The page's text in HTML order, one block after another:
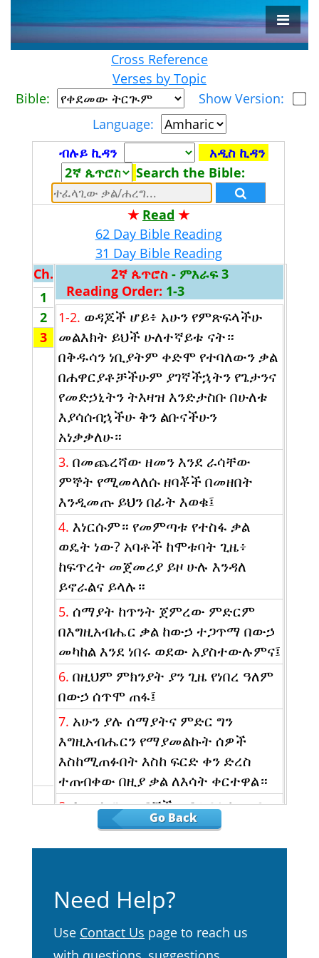
Cross Reference
Verses by Topic
Bible:
Show Version:
Language:
ብሉይ ኪዳን
አዲስ ኪዳን
Search the Bible:
★ Read ★
62 Day Bible Reading
31 Day Bible Reading
Ch.
1
2
3
2ኛ ጴጥሮስ - ምእራፍ 3
Reading Order: 1-3
1-2. ወዳጆች ሆይ፥ አሁን የምጽፍላችሁ
መልእክት ይህች ሁለተኛይቱ ናት።
በቅዱሳን ነቢያትም ቀድሞ የተባለውን ቃል
በሐዋርያቶቻችሁም ያገኛችኋትን የጌታንና
የመድኃኒትን ትእዛዝ እንድታስቡ በሁለቱ
እያሳሰብኋችሁ ቅን ልቡናችሁን
አነቃቃለሁ።
3. በመጨረሻው ዘመን እንደ ራሳቸው
ምኞት የሚመላለሱ ዘባቾች በመዘበት
እንዲመጡ ይህን በፊት እወቁ፤
4. እነርሱም። የመምጣቱ የተስፋ ቃል
ወዴት ነው? አባቶች ከሞቱባት ጊዜ፥
ከፍጥረት መጀመሪያ ይዞ ሁሉ እንዳለ
ይኖራልና ይላሉ።
5. ሰማያት ከጥንት ጀምረው ምድርም
በእግዚአብሔር ቃል ከውኃ ተጋጥማ በውኃ
መካከል እንደ ነበሩ ወደው አያስተውሉምና፤
6. በዚህም ምክንያት ያን ጊዜ የነበረ ዓለም
በውኃ ሰጥሞ ጠፋ፤
7. አሁን ያሉ ሰማያትና ምድር ግን
እግዚአብሔርን የማያመልኩት ሰዎች
እስከሚጠፉበት እስከ ፍርድ ቀን ድረስ
ተጠብቀው በዚያ ቃል ለእሳት ቀርተዋል።
8.እናንተ ግን ወዳጆች ሆይ፥ በጌታ ዘንድ
አንድ ቀን እንደ ሺህ ዓመት፥ ሺህ ዓመትም
እንደ አንድ ቀን እንደ ሆነ ይህን አንድ ነገር
9.
ለአንዳንዶች የሚዘገይ
እንደሚመስላቸው ጌታ ስለ ተስፋ ቃሉ
አይዘገይም፥ ነገር ግን ሁሉ ወደ ንስሐ
እንዲደርሱ እንጂ ማንም እንዳይጠፋ ወዶ
Go Back
Need Help?
Use Contact Us page to reach us